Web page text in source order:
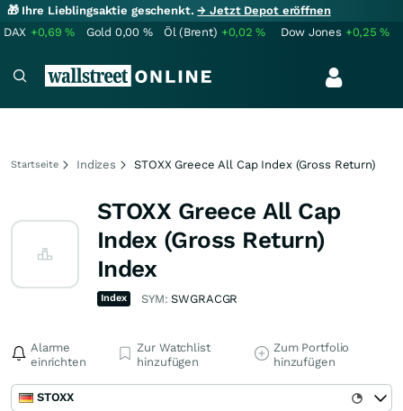
🎁 Ihre Lieblingsaktie geschenkt.→ Jetzt Depot eröffnen
DAX +0,69% Gold 0,00 % Öl (Brent) +0,02% Dow Jones +0,25%
Startseite Indizes STOXX Greece All Cap Index (Gross Return)
STOXX Greece All Cap
Index (Gross Return)
Index
Index SYM:SWGRACGR
Alarme
einrichten
Zur Watchlist
hinzufügen
Zum Portfolio
hinzufügen
STOXX